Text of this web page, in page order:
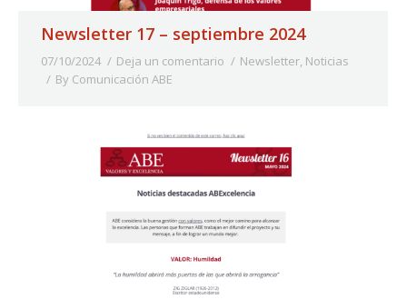
Newsletter 17 – septiembre 2024
07/10/2024 Deja un comentario Newsletter, Noticias
By Comunicación ABE